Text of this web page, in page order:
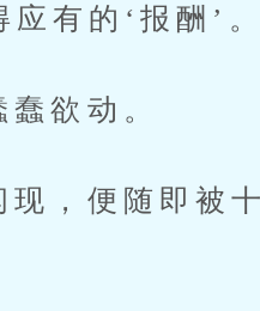
有的‘报酬’。
欲动。
便随即被十